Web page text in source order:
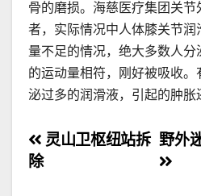
骨的磨损。海慈医疗集团关
者，实际情况中人体膝关节
量不足的情况，绝大多数人
的运动量相符，刚好被吸收
泌过多的润滑液，引起的肿胀
文
章
野外
灵山卫枢纽站拆
除